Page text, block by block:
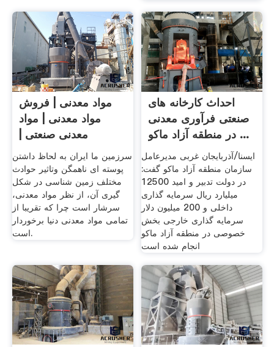
مواد معدنی | فروش
مواد معدنی | مواد
معدنی صنعتی |
سرزمین ما ایران به لحاظ داشتن
پوسته ای ناهمگن وتاثیر حوادث
مختلف زمین شناسی در شکل
گیری آن، از نظر مواد معدنی،
سرشار است چرا که تقریبا از
تمامی مواد معدنی دنیا برخوردار
است.
احداث کارخانه های
صنعتی فرآوری معدنی
در منطقه آزاد ماکو ...
ایسنا/آذربایجان غربی مدیرعامل
سازمان منطقه آزاد ماکو گفت:
در دولت تدبیر و امید 12500
میلیارد ریال سرمایه گذاری
داخلی و 200 میلیون دلار
سرمایه گذاری خارجی بخش
خصوصی در منطقه آزاد ماکو
انجام شده است